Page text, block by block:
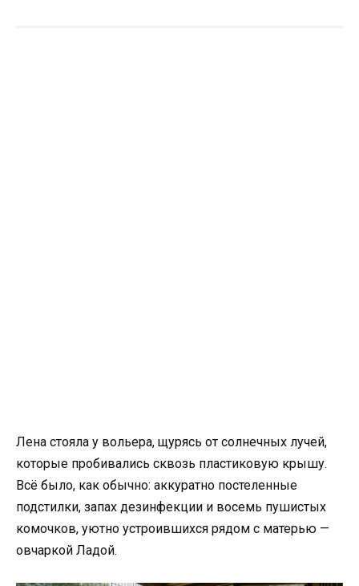
Лена стояла у вольера, щурясь от солнечных лучей,
которые пробивались сквозь пластиковую крышу.
Всё было, как обычно: аккуратно постеленные
подстилки, запах дезинфекции и восемь пушистых
комочков, уютно устроившихся рядом с матерью —
овчаркой Ладой.